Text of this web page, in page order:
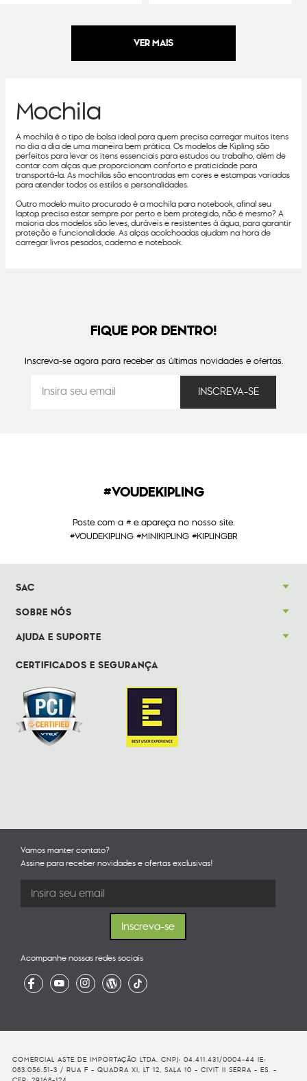
Mochila
A mochila é o tipo de bolsa ideal para quem precisa carregar muitos itens
no dia a dia de uma maneira bem prática. Os modelos de Kipling são
perfeitos para levar os itens essenciais para estudos ou trabalho, além de
contar com alças que proporcionam conforto e praticidade para
transportá-la. As mochilas são encontradas em cores e estampas variadas
para atender todos os estilos e personalidades.
Outro modelo muito procurado é a mochila para notebook, afinal seu
laptop precisa estar sempre por perto e bem protegido, não é mesmo? A
maioria dos modelos são leves, duráveis e resistentes à água, para garantir
proteção e funcionalidade. As alças acolchoadas ajudam na hora de
carregar livros pesados, caderno e notebook.
FIQUE POR DENTRO!
Inscreva-se agora para receber as últimas novidades e ofertas.
#VOUDEKIPLING
Poste com a # e apareça no nosso site.
#VOUDEKIPLING #MINIKIPLING #KIPLINGBR
SAC
SOBRE NÓS
AJUDA E SUPORTE
CERTIFICADOS E SEGURANÇA
Vamos manter contato?
Assine para receber novidades e ofertas exclusivas!
Acompanhe nossas redes sociais
COMERCIAL ASTE DE IMPORTAÇÃO LTDA. CNPJ: 04.411.431/0004-44 IE:
083.056.51-3 / RUA F - QUADRA XI, LT 12, SALA 10 - CIVIT II SERRA - ES. -